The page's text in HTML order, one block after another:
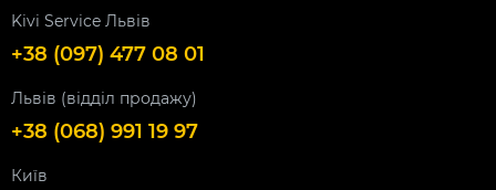
Kivi Service Львів
+38 (097) 477 08 01
Львів (відділ продажу)
+38 (068) 991 19 97
Київ